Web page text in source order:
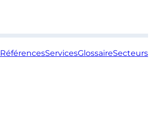
RéférencesServicesGlossaireSecteurs